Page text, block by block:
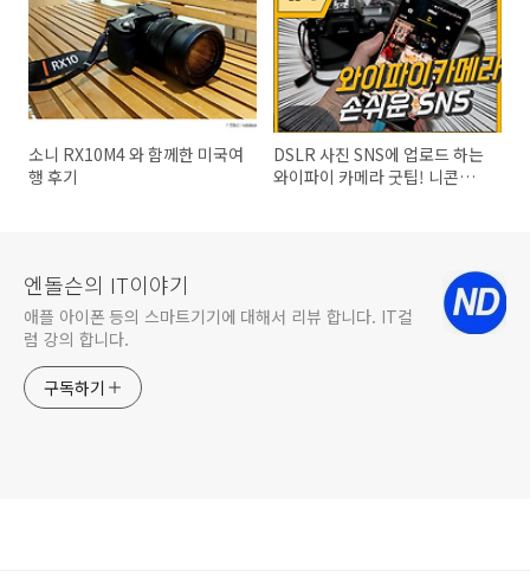
소니 RX10M4 와 함께한 미국여
행 후기
DSLR 사진 SNS에 업로드 하는
와이파이 카메라 굿팁! 니콘
엔돌슨의 IT이야기
애플 아이폰 등의 스마트기기에 대해서 리뷰 합니다. IT컬
럼 강의 합니다.
구독하기